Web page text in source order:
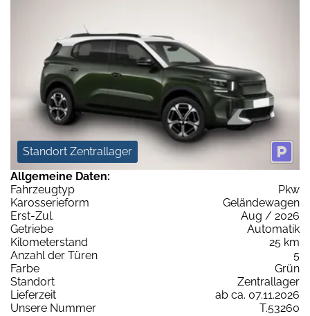
Standort Zentrallager
Allgemeine Daten:
Fahrzeugtyp
Pkw
Karosserieform
Geländewagen
Erst-Zul.
Aug / 2026
Getriebe
Automatik
Kilometerstand
25 km
Anzahl der Türen
5
Farbe
Grün
Standort
Zentrallager
Lieferzeit
ab ca. 07.11.2026
Unsere Nummer
T.53260